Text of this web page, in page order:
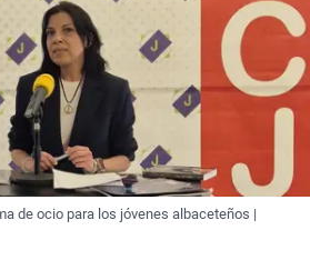
de ocio para los jóvenes albaceteños |